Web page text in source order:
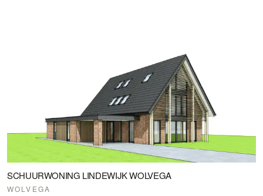
SCHUURWONING LINDEWIJK WOLVEGA
WOLVEGA